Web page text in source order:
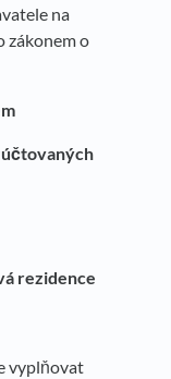
na
zákonem o
rezidence
vyplňovat